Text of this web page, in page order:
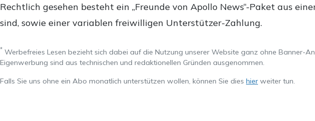
Rechtlich gesehen besteht ein „Freunde von Apollo News“-Paket aus
sind, sowie einer variablen freiwilligen Unterstützer-Zahlung.
* Werbefreies Lesen bezieht sich dabei auf die Nutzung unserer Website ganz ohne Banner-
Eigenwerbung sind aus technischen und redaktionellen Gründen ausgenommen.
Falls Sie uns ohne ein Abo monatlich unterstützen wollen, können Sie dies hier weiter tun.